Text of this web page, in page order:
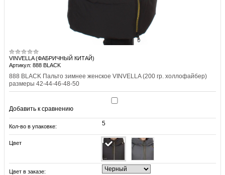
VINVELLA (ФАБРИЧНЫЙ КИТАЙ)
Артикул: 888 BLACK
888 BLACK Пальто зимнее женское VINVELLA (200 гр. холлофайбер)
размеры 42-44-46-48-50
Добавить к сравнению
Кол-во в упаковке: 5
Цвет
Цвет в заказе: